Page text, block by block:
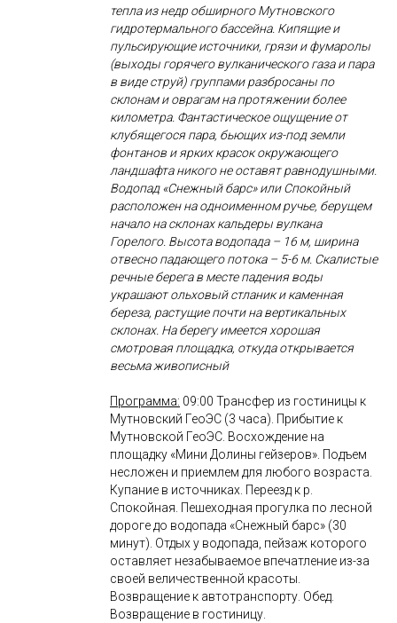
тепла из недр обширного Мутновского
гидротермального бассейна. Кипящие и
пульсирующие источники, грязи и фумаролы
(выходы горячего вулканического газа и пара
в виде струй) группами разбросаны по
склонам и оврагам на протяжении более
километра. Фантастическое ощущение от
клубящегося пара, бьющих из-под земли
фонтанов и ярких красок окружающего
ландшафта никого не оставят равнодушными.
Водопад «Снежный барс» или Спокойный
расположен на одноименном ручье, берущем
начало на склонах кальдеры вулкана
Горелого. Высота водопада – 16 м, ширина
отвесно падающего потока – 5-6 м. Скалистые
речные берега в месте падения воды
украшают ольховый стланик и каменная
береза, растущие почти на вертикальных
склонах. На берегу имеется хорошая
смотровая площадка, откуда открывается
весьма живописный
Программа: 09:00 Трансфер из гостиницы к
Мутновский ГеоЭС (3 часа). Прибытие к
Мутновской ГеоЭС. Восхождение на
площадку «Мини Долины гейзеров». Подъем
несложен и приемлем для любого возраста.
Купание в источниках. Переезд к р.
Спокойная. Пешеходная прогулка по лесной
дороге до водопада «Снежный барс» (30
минут). Отдых у водопада, пейзаж которого
оставляет незабываемое впечатление из-за
своей величественной красоты.
Возвращение к автотранспорту. Обед.
Возвращение в гостиницу.